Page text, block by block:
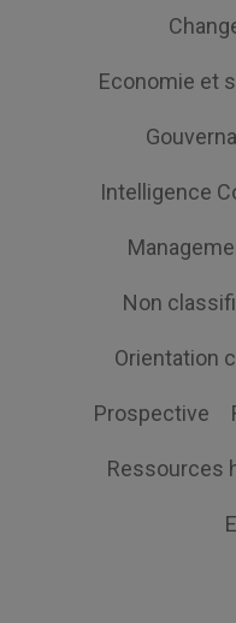
Economie et
Intelligence
Non
Orientation
Prospective
Ressources